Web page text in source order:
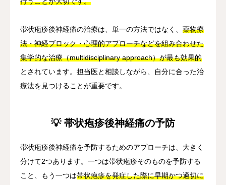
帯状疱疹後神経痛の治療は、単一の方法ではなく、 薬物療
法・神経ブロック・心理的アプローチなどを組み合わせた
集学的な治療（multidisciplinary approach）が最も効果的
とされています。担当医と相談しながら、自分に合った治
療法を見つけることが重要です。
💡 帯状疱疹後神経痛の予防
帯状疱疹後神経痛を予防するためのアプローチは、大きく
分けて2つあります。一つは帯状疱疹そのものを予防する
こと、もう一つは帯状疱疹を発症した際に早期かつ適切に